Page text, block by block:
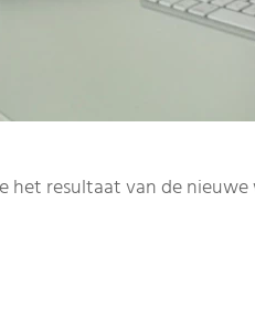
het resultaat van de nieuwe